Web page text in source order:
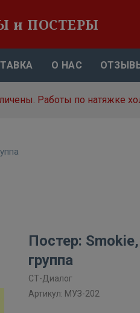
и ПОСТЕРЫ
О НАС
Работы по натяжке
Постер:
группа
СТ-Диалог
Артикул: МУЗ-202